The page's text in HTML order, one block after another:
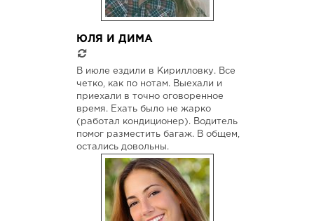
ЮЛЯ И ДИМА
В июле ездили в Кирилловку. Все
четко, как по нотам. Выехали и
приехали в точно оговоренное
время. Ехать было не жарко
(работал кондиционер). Водитель
помог разместить багаж. В общем,
остались довольны.